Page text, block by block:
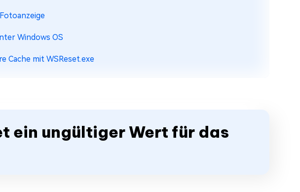
Windows OS
Cache mit WSReset.exe
ein ungültiger Wert für das